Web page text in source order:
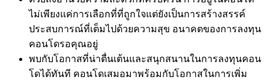
ไม่เพียงแค่การเลือกที่ที่ถูกใจแต่ยังเป็นการสร้างสรรค์
ประสบการณ์ที่เต็มไปด้วยความสุข อนาคตของการลงทุน
คอนโดรอคุณอยู่
พบกับโอกาสที่น่าตื่นเต้นและสนุกสนานในการลงทุนคอน
โดได้ทันที คอนโดเสมอมาพร้อมกับโอกาสในการเพิ่ม